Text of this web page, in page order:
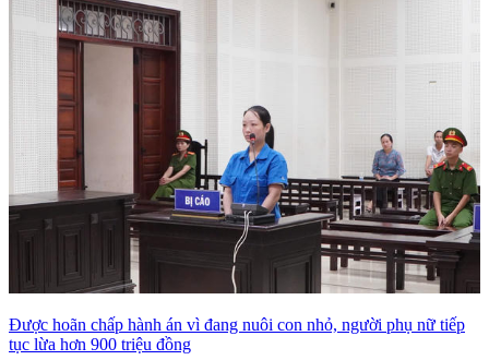
Được hoãn chấp hành án vì đang nuôi con nhỏ, người phụ nữ tiếp
tục lừa hơn 900 triệu đồng